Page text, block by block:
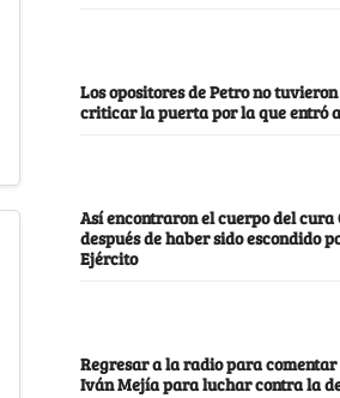
Los opositores de Petro no
criticar la puerta por la que entró
Así encontraron el cuerpo del cura
después de haber sido escondido
Ejército
Regresar a la radio para
Iván Mejía para luchar contra la